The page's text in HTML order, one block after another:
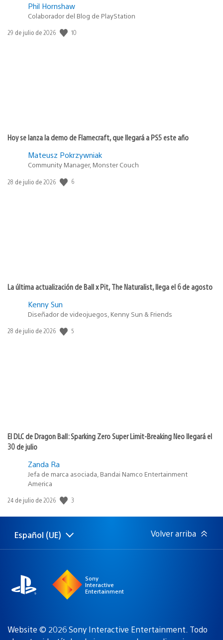
Phil Hornshaw
Colaborador del Blog de PlayStation
Fecha
29 de julio de 2026 10
Hoy se lanza la demo de Flamecraft, que llegará a PS5 este año
Mateusz Pokrzywniak
Community Manager, Monster Couch
Fecha
28 de julio de 2026 6
La última actualización de Ball x Pit, The Naturalist, llega el 6 de agosto
Kenny Sun
Diseñador de videojuegos, Kenny Sun & Friends
Fecha
28 de julio de 2026 5
El DLC de Dragon Ball: Sparking Zero Super Limit-Breaking Neo llegará el
30 de julio
Zanda Ra
Jefa de marca asociada, Bandai Namco Entertainment
America
Fecha
publicación:
24 de julio de 2026 3
Selecciona
una
Región
actual:
Español (UE) Volver arriba
Sony
Interactive
Entertainment
Website © 2026 Sony Interactive Entertainment. Todo